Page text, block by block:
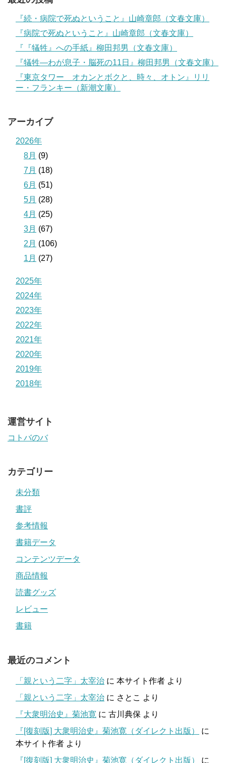
『続・病院で死ぬということ』山崎章郎（文春文庫）
『病院で死ぬということ』山崎章郎（文春文庫）
『『犠牲』への手紙』柳田邦男（文春文庫）
『犠牲―わが息子・脳死の11日』柳田邦男（文春文庫）
『東京タワー オカンとボクと、時々、オトン』リリ
ー・フランキー（新潮文庫）
アーカイブ
2026年
8月 (9)
7月 (18)
6月 (51)
5月 (28)
4月 (25)
3月 (67)
2月 (106)
1月 (27)
2025年
2024年
2023年
2022年
2021年
2020年
2019年
2018年
運営サイト
コトバのバ
カテゴリー
未分類
書評
参考情報
書籍データ
コンテンツデータ
商品情報
読書グッズ
レビュー
書籍
最近のコメント
「親という二字」太宰治 に 本サイト作者 より
「親という二字」太宰治 に さとこ より
『大衆明治史』菊池寛 に 古川典保 より
『[復刻版] 大衆明治史』菊池寛（ダイレクト出版）
に
本サイト作者 より
『[復刻版] 大衆明治史』菊池寛（ダイレクト出版）
に